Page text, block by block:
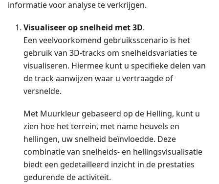
informatie voor analyse te verkrijgen.
Visualiseer op snelheid met 3D.
Een veelvoorkomend gebruiksscenario is het
gebruik van 3D-tracks om snelheidsvariaties te
visualiseren. Hiermee kunt u specifieke delen van
de track aanwijzen waar u vertraagde of
versnelde.
Met Muurkleur gebaseerd op de Helling, kunt u
zien hoe het terrein, met name heuvels en
hellingen, uw snelheid beïnvloedde. Deze
combinatie van snelheids- en hellingsvisualisatie
biedt een gedetailleerd inzicht in de prestaties
gedurende de activiteit.